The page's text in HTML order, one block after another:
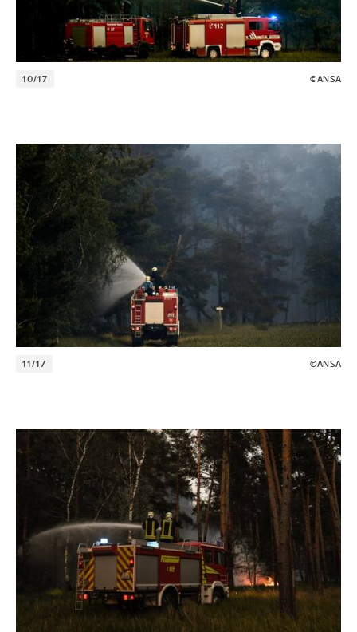
10/17 ©ANSA
11/17 ©ANSA